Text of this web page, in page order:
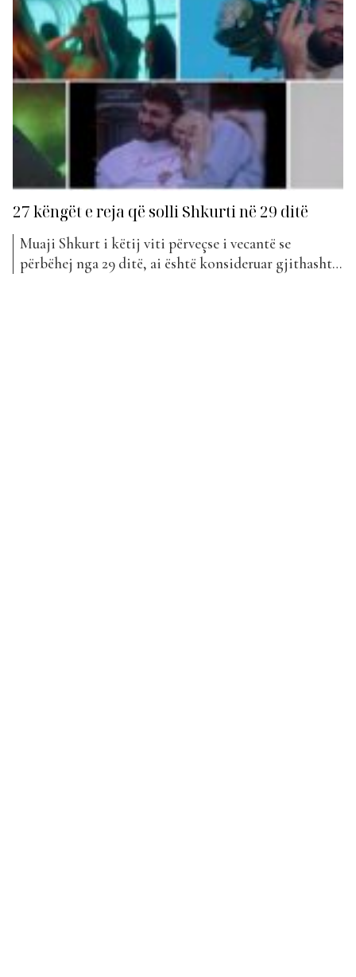
27 këngët e reja që solli Shkurti në 29 ditë
Muaji Shkurt i këtij viti përveçse i vecantë se
përbëhej nga 29 ditë, ai është konsideruar gjithashtu